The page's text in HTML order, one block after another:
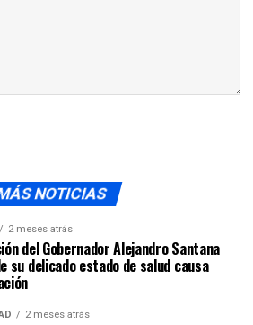
NOTICIAS
2 meses atrás
del Gobernador Alejandro Santana
su delicado estado de salud causa
2 meses atrás